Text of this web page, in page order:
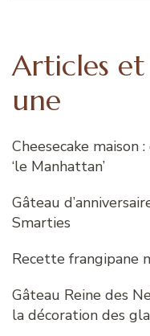
Articles
une
Cheesecake
‘le Manhattan’
Gâteau
Smarties
Recette frangipane
Gâteau Reine des
la décoration des